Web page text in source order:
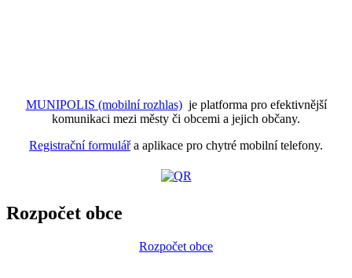
MUNIPOLIS (mobilní rozhlas)je platforma pro efektivnější
komunikaci mezi městy či obcemi a jejich občany.
Registrační formulářa aplikace pro chytré mobilní telefony.
Rozpočet obce
Rozpočet obce